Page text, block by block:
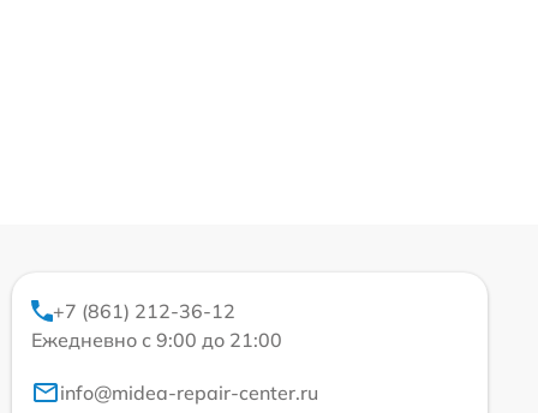
+7 (861) 212-36-12
Ежедневно с 9:00 до 21:00
info@midea-repair-center.ru